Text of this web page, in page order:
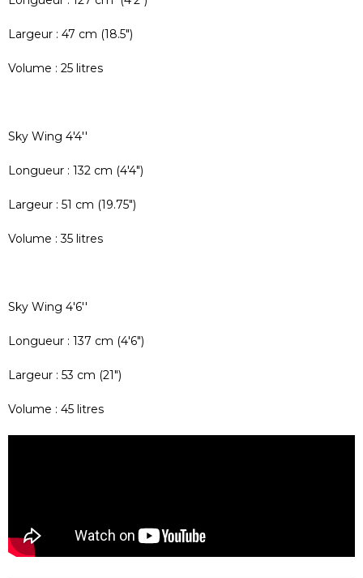
Largeur : 47 cm (18.5")
Volume : 25 litres
Sky Wing 4'4''
Longueur : 132 cm (4'4")
Largeur : 51 cm (19.75")
Volume : 35 litres
Sky Wing 4'6''
Longueur : 137 cm (4'6")
Largeur : 53 cm (21")
Volume : 45 litres